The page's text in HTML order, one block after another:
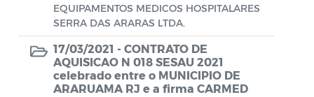
Licenças Específicas
Notificação
Parecer
EQUIPAMENTOS MEDICOS HOSPITALARES
SERRA DAS ARARAS LTDA.
17/03/2021 - CONTRATO DE
AQUISICAO N 018 SESAU 2021
celebrado entre o MUNICIPIO DE
ARARUAMA RJ e a firma CARMED